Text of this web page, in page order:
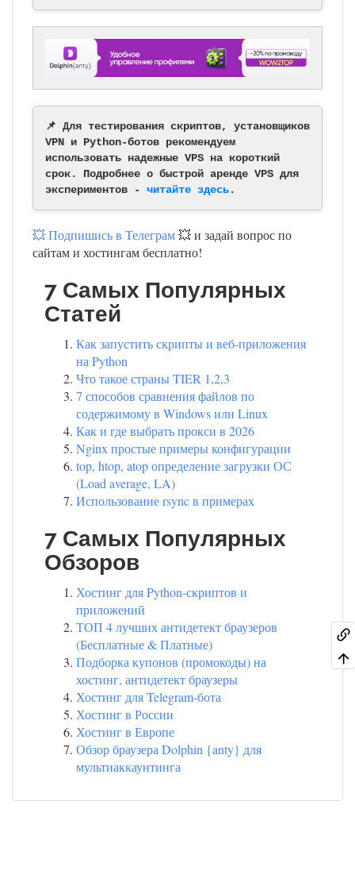
📌 Для тестирования скриптов, установщиков
VPN и Python-ботов рекомендуем
использовать надежные VPS на короткий
срок. Подробнее о быстрой аренде VPS для
экспериментов - читайте здесь.
💥 Подпишись в Телеграм💥 и задай вопрос по
сайтам и хостингам бесплатно!
7 Самых Популярных
Статей
Как запустить скрипты и веб-приложения
на Python
Что такое страны TIER 1,2,3
7 способов сравнения файлов по
содержимому в Windows или Linux
Как и где выбрать прокси в 2026
Nginx простые примеры конфигурации
top, htop, atop определение загрузки ОС
(Load average, LA)
Использование rsync в примерах
7 Самых Популярных
Обзоров
Хостинг для Python-скриптов и
приложений
ТОП 4 лучших антидетект браузеров
(Бесплатные & Платные)
Подборка купонов (промокоды) на
хостинг, антидетект браузеры
Хостинг для Telegram-бота
Хостинг в России
Хостинг в Европе
Обзор браузера Dolphin {anty} для
мультиаккаунтинга